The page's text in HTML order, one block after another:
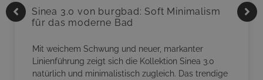
Sinea 3.0 von burgbad: Soft Minimalism
für das moderne Bad
Mit weichem Schwung und neuer, markanter
Linienführung zeigt sich die Kollektion Sinea 3.0
natürlich und minimalistisch zugleich. Das trendige